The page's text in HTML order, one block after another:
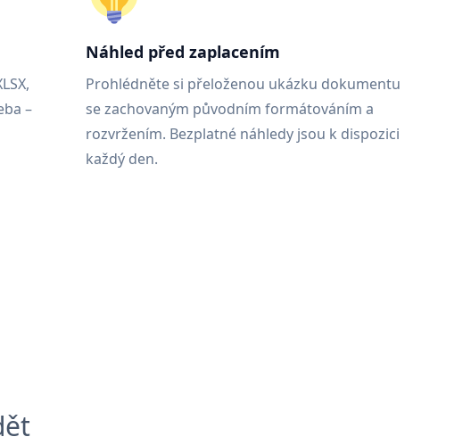
–
Náhled před zaplacením
Prohlédněte si přeloženou ukázku dokumentu
se zachovaným původním formátováním a
rozvržením. Bezplatné náhledy jsou k dispozici
každý den.